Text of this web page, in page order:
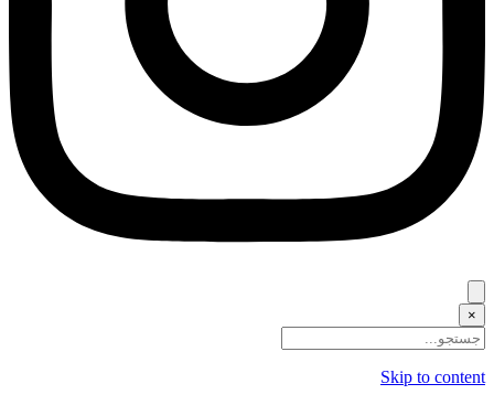
×
Skip to content